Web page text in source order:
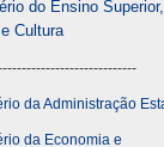
do Ensino Superior,
Cultura
da Administração
da Economia e